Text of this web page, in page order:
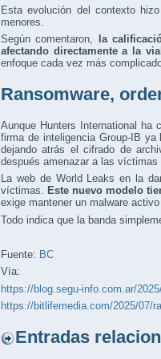
Esta evolución del contexto
menores.
Según comentaron,
la
afectando directamente a la
enfoque cada vez más
Ransomware,
Aunque Hunters International ha
firma de inteligencia Group-IB
dejando atrás el cifrado de
después amenazar a las víctimas
La web de World Leaks en la
víctimas. Este nuevo modelo
exige mantener un malware
Todo indica que la banda
Fuente: BC
Vía:
https://blog.segu-info.com.ar/
https://bitlifemedia.com/2025/07/
Entradas